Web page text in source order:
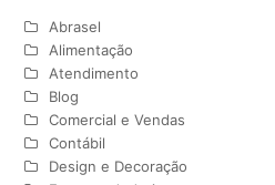
Abrasel
Alimentação
Atendimento
Blog
Comercial e Vendas
Contábil
Design e Decoração